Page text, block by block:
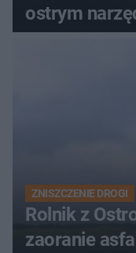
ostrym
zdecyduje
ZNISZCZENIE DROGI
Rolnik z
zaoranie